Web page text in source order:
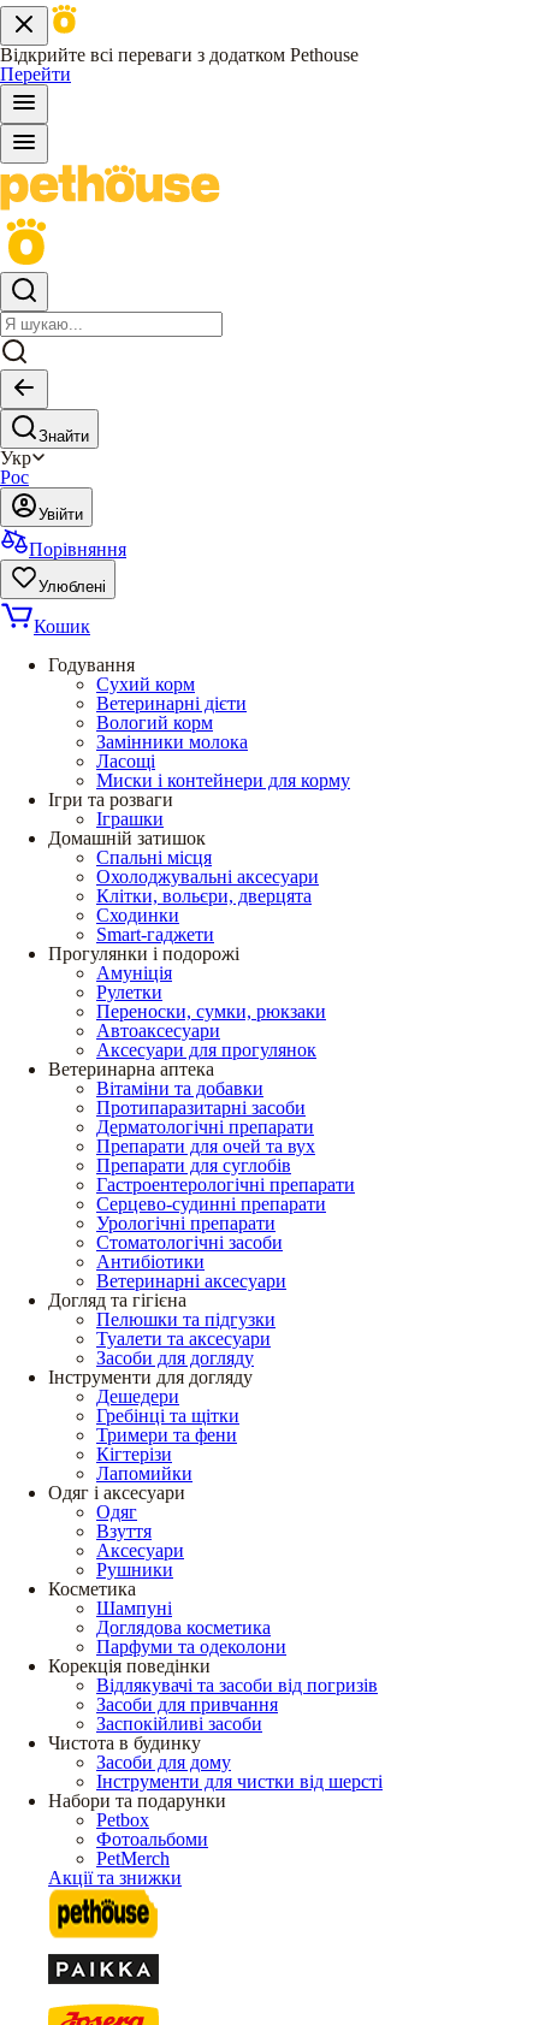
Відкрийте всі переваги з додатком Pethouse
Перейти
Знайти
Укр
Рос
Увійти
Порівняння
Улюблені
Кошик
Годування
Сухий корм
Ветеринарні дієти
Вологий корм
Замінники молока
Ласощі
Миски і контейнери для корму
Ігри та розваги
Іграшки
Домашній затишок
Спальні місця
Охолоджувальні аксесуари
Клітки, вольєри, дверцята
Сходинки
Smart-гаджети
Прогулянки і подорожі
Амуніція
Рулетки
Переноски, сумки, рюкзаки
Автоаксесуари
Аксесуари для прогулянок
Ветеринарна аптека
Вітаміни та добавки
Протипаразитарні засоби
Дерматологічні препарати
Препарати для очей та вух
Препарати для суглобів
Гастроентерологічні препарати
Серцево-судинні препарати
Урологічні препарати
Стоматологічні засоби
Антибіотики
Ветеринарні аксесуари
Догляд та гігієна
Пелюшки та підгузки
Туалети та аксесуари
Засоби для догляду
Інструменти для догляду
Дешедери
Гребінці та щітки
Тримери та фени
Кігтерізи
Лапомийки
Одяг і аксесуари
Одяг
Взуття
Аксесуари
Рушники
Косметика
Шампуні
Доглядова косметика
Парфуми та одеколони
Корекція поведінки
Відлякувачі та засоби від погризів
Засоби для привчання
Заспокійливі засоби
Чистота в будинку
Засоби для дому
Інструменти для чистки від шерсті
Набори та подарунки
Petbox
Фотоальбоми
PetMerch
Акції та знижки